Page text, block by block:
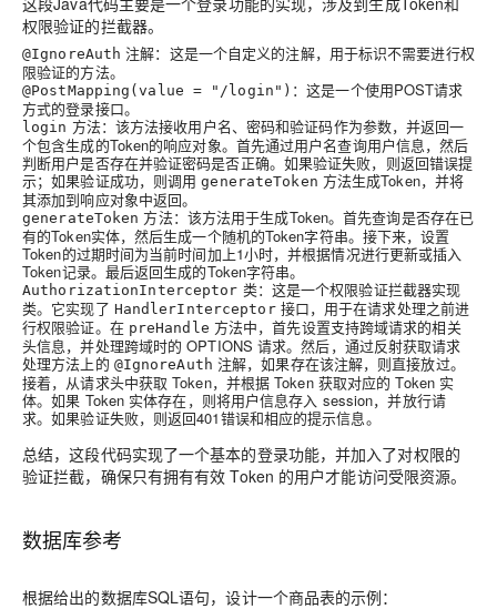
权限验证的拦截器。
@IgnoreAuth 注解：这是一个自定义的注解，用于标识不需要进行权
限验证的方法。
@PostMapping(value = "/login") ：这是一个使用POST请求
方式的登录接口。
login 方法：该方法接收用户名、密码和验证码作为参数，并返回一
个包含生成的Token的响应对象。首先通过用户名查询用户信息，然后
判断用户是否存在并验证密码是否正确。如果验证失败，则返回错误提
示；如果验证成功，则调用generateToken 方法生成Token，并将
其添加到响应对象中返回。
generateToken 方法：该方法用于生成Token。首先查询是否存在已
有的Token实体，然后生成一个随机的Token字符串。接下来，设置
Token的过期时间为当前时间加上1小时，并根据情况进行更新或插入
Token记录。最后返回生成的Token字符串。
AuthorizationInterceptor 类：这是一个权限验证拦截器实现
类。它实现了 HandlerInterceptor接口，用于在请求处理之前进
行权限验证。在 preHandle 方法中，首先设置支持跨域请求的相关
头信息，并处理跨域时的 OPTIONS 请求。然后，通过反射获取请求
处理方法上的 @IgnoreAuth 注解，如果存在该注解，则直接放过。
接着，从请求头中获取 Token，并根据 Token 获取对应的 Token 实
体。如果 Token 实体存在，则将用户信息存入 session，并放行请
求。如果验证失败，则返回401错误和相应的提示信息。
总结，这段代码实现了一个基本的登录功能，并加入了对权限的
验证拦截，确保只有拥有有效 Token 的用户才能访问受限资源。
数据库参考
根据给出的数据库SQL语句，设计一个商品表的示例：